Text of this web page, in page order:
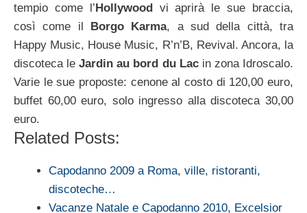
tempio come l’Hollywoodvi aprirà le sue braccia,
così come il Borgo Karma, a sud della città, tra
Happy Music, House Music, R’n’B, Revival. Ancora, la
discoteca leJardin au bord du Lacin zona Idroscalo.
Varie le sue proposte: cenone al costo di 120,00 euro,
buffet 60,00 euro, solo ingresso alla discoteca 30,00
euro.
Related Posts:
Capodanno 2009 a Roma, ville, ristoranti,
discoteche…
Vacanze Natale e Capodanno 2010, Excelsior